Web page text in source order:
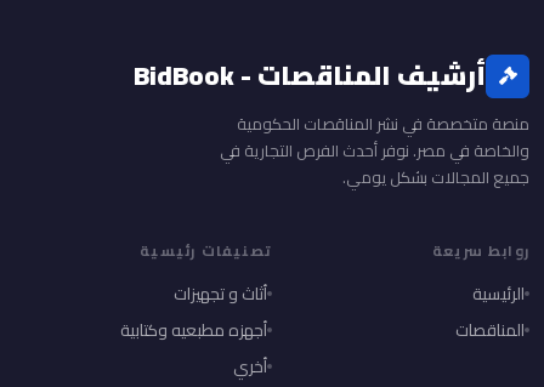
أرشيف المناقصات - BidBook
منصة متخصصة في نشر المناقصات الحكومية
والخاصة في مصر. نوفر أحدث الفرص التجارية في
جميع المجالات بشكل يومي.
روابط سريعة
الرئيسية
المناقصات
تصنيفات رئيسية
أثاث و تجهيزات
أجهزه مطبعيه وكتابية
أخري